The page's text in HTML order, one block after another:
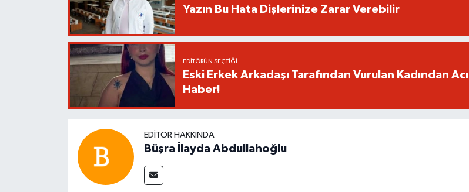
Yazın Bu Hata Dişlerinize Zarar Verebilir
EDITÖRÜN SEÇTIĞI
Eski Erkek Arkadaşı Tarafından Vurulan Kadından Acı
Haber!
EDITÖR HAKKINDA
Büşra İlayda Abdullahoğlu